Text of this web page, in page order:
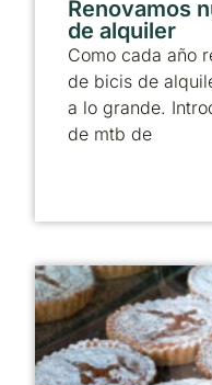
Renovamos
de alquiler
Como cada año
de bicis de
a lo grande.
de mtb de